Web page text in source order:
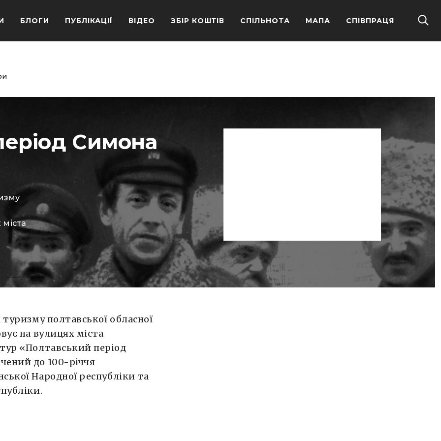
БЛОГИ ПУБЛІКАЦІЇ ВІДЕО ЗБІР КОШТІВ СПІЛЬНОТА МАПА СПІВПРАЦЯ
Симона
міста
Захід
Акта
та
С.
полтавської обласної
на вулицях міста
«Полтавський період
до 100-річчя
Народної республіки та